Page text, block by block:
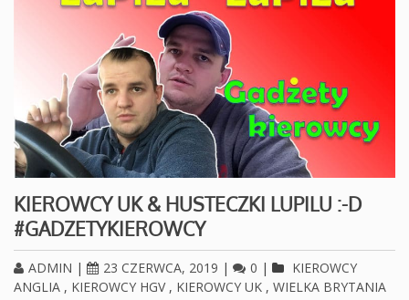
KIEROWCY UK & HUSTECZKI LUPILU :-D
#GADZETYKIEROWCY
ADMIN | 23 CZERWCA, 2019 | 0 |
KIEROWCY
ANGLIA , KIEROWCY HGV, KIEROWCY UK , WIELKA BRYTANIA